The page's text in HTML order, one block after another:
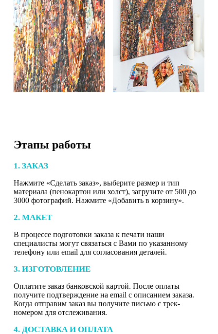
Этапы работы
1. ЗАКАЗ
Нажмите «Сделать заказ», выберите размер и тип
материала (пенокартон или холст), загрузите от 500 до
3000 фотографий. Нажмите «Добавить в корзину».
2. МАКЕТ
В процессе подготовки заказа к печати наши
специалисты могут связаться с Вами по указанному
телефону или email для согласования деталей.
3. ИЗГОТОВЛЕНИЕ
Оплатите заказ банковской картой. После оплаты
получите подтверждение на email с описанием заказа.
Когда отправим заказ вы получите письмо с трек-
номером для отслеживания.
4. ДОСТАВКА И ОПЛАТА